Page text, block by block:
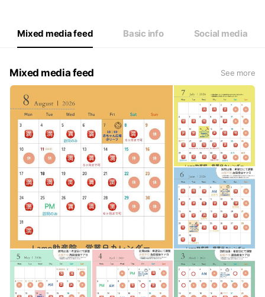
10:00 - 16:00
不定休（営業日カレンダー参照） 完全予約制
Mixed media feed Basic info Social media
Mixed media feed See more